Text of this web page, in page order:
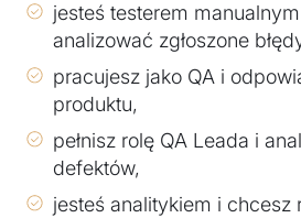
jesteś testerem
analizować zgłoszone
pracujesz jako QA i
produktu,
pełnisz rolę QA Leada i
defektów,
jesteś analitykiem i chcesz